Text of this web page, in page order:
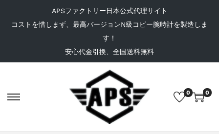
APSファクトリー日本公式代理サイト
コストを惜しまず、最高バージョンN級コピー腕時計を製造しま
す！
安心代金引換、全国送料無料
0 0